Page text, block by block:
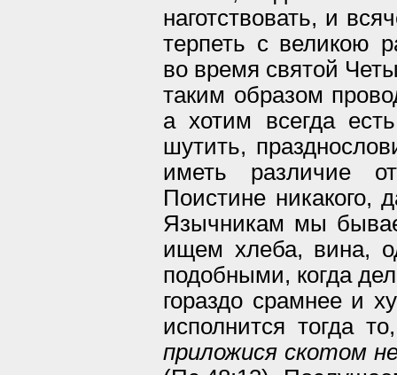
наготствовать, и
терпеть с великою
во время святой
таким образом
а хотим всегда
шутить,
иметь различие
Поистине
Язычникам мы
ищем хлеба, вина,
подобными, когда
гораздо срамнее и
исполнится тогда
приложися скотом